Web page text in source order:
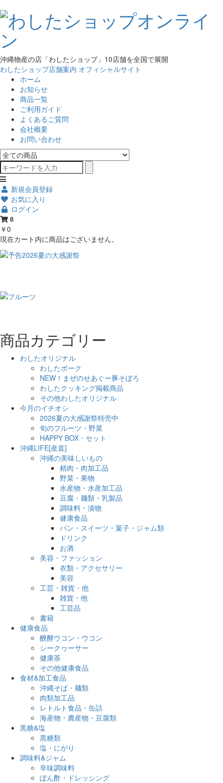
沖縄物産の店「わしたショップ」10店舗を全国で展開
わしたショップ店舗案内 オフィシャルサイト
ホーム
お知らせ
商品一覧
ご利用ガイド
よくあるご質問
会社概要
お問い合わせ
新規会員登録
お気に入り
ログイン
0
￥0
現在カート内に商品はございません。
商品カテゴリー
わしたオリジナル
わしたポーク
NEW！まぜのせあぐー豚そぼろ
わしたクッキング掲載商品
その他わしたオリジナル
今月のイチオシ
2026夏の大感謝祭特売中
旬のフルーツ・野菜
HAPPY BOX・セット
沖縄LIFE[産直]
沖縄の美味しいもの
精肉・肉加工品
野菜・果物
水産物・水産加工品
豆腐・麺類・乳製品
調味料・漬物
健康食品
パン・スイーツ・菓子・ジャム類
ドリンク
お酒
美容・ファッション
衣類・アクセサリー
美容
工芸・雑貨・他
雑貨・他
工芸品
書籍
健康食品
醗酵ウコン・ウコン
シークヮーサー
健康茶
その他健康食品
食材&加工食品
沖縄そば・麺類
肉類加工品
レトルト食品・缶詰
海産物・農産物・豆腐類
黒糖&塩
黒糖類
塩・にがり
調味料&ジャム
辛味調味料
ぽん酢・ドレッシング